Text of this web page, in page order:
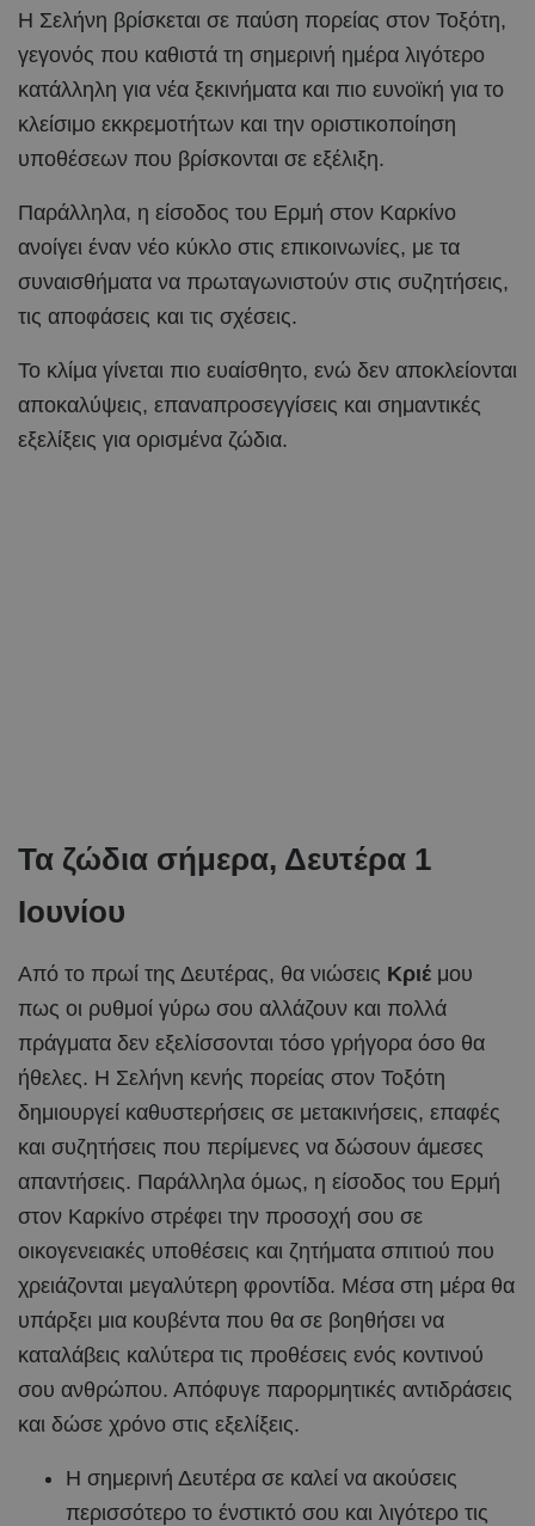
Η Σελήνη βρίσκεται σε παύση πορείας στον Τοξότη,
γεγονός που καθιστά τη σημερινή ημέρα λιγότερο
κατάλληλη για νέα ξεκινήματα και πιο ευνοϊκή για το
κλείσιμο εκκρεμοτήτων και την οριστικοποίηση
υποθέσεων που βρίσκονται σε εξέλιξη.
Παράλληλα, η είσοδος του Ερμή στον Καρκίνο
ανοίγει έναν νέο κύκλο στις επικοινωνίες, με τα
συναισθήματα να πρωταγωνιστούν στις συζητήσεις,
τις αποφάσεις και τις σχέσεις.
Το κλίμα γίνεται πιο ευαίσθητο, ενώ δεν αποκλείονται
αποκαλύψεις, επαναπροσεγγίσεις και σημαντικές
εξελίξεις για ορισμένα ζώδια.
Τα ζώδια σήμερα, Δευτέρα 1
Ιουνίου
Από το πρωί της Δευτέρας, θα νιώσεις Κριέ μου
πως οι ρυθμοί γύρω σου αλλάζουν και πολλά
πράγματα δεν εξελίσσονται τόσο γρήγορα όσο θα
ήθελες. Η Σελήνη κενής πορείας στον Τοξότη
δημιουργεί καθυστερήσεις σε μετακινήσεις, επαφές
και συζητήσεις που περίμενες να δώσουν άμεσες
απαντήσεις. Παράλληλα όμως, η είσοδος του Ερμή
στον Καρκίνο στρέφει την προσοχή σου σε
οικογενειακές υποθέσεις και ζητήματα σπιτιού που
χρειάζονται μεγαλύτερη φροντίδα. Μέσα στη μέρα θα
υπάρξει μια κουβέντα που θα σε βοηθήσει να
καταλάβεις καλύτερα τις προθέσεις ενός κοντινού
σου ανθρώπου. Απόφυγε παρορμητικές αντιδράσεις
και δώσε χρόνο στις εξελίξεις.
Η σημερινή Δευτέρα σε καλεί να ακούσεις
περισσότερο το ένστικτό σου και λιγότερο τις